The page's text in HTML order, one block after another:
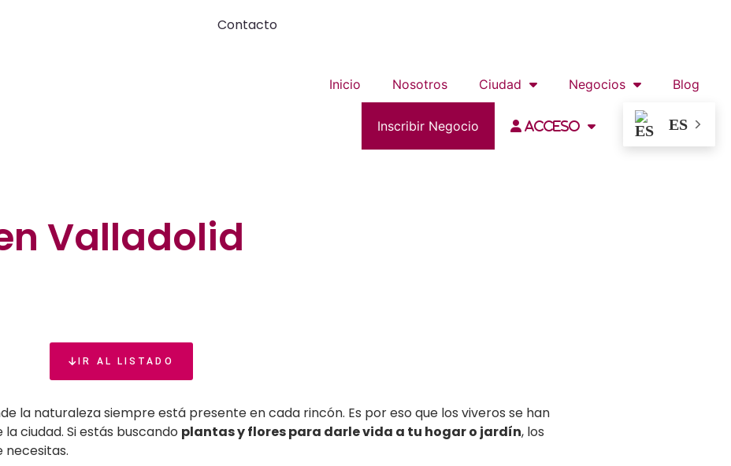
Contacto
Inicio Nosotros Ciudad Negocios Blog
Inscribir Negocio Acceso ES
Valladolid
IR AL LISTADO
la naturaleza siempre está presente en cada rincón. Es por eso que los viveros se han
ciudad. Si estás buscando plantas y flores para darle vida a tu hogar o jardín, los
necesitas.